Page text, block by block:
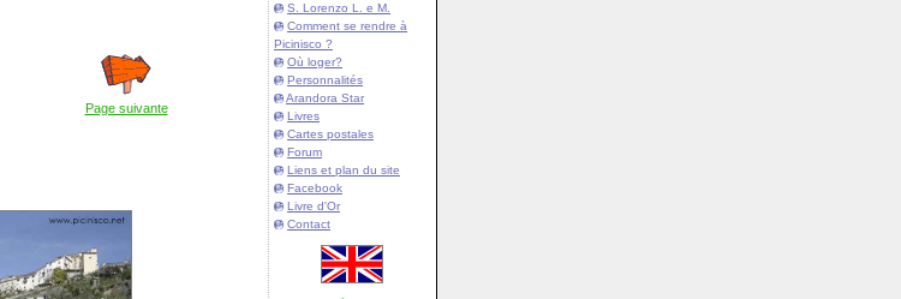
S. Lorenzo L. e M.
Comment se rendre à
Picinisco ?
Où loger?
Personnalités
Arandora Star
Livres
Cartes postales
Forum
Liens et plan du site
Facebook
Livre d'Or
Contact
Page suivante